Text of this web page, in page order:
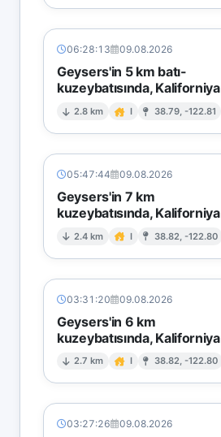
06:28:13 09.08.2026
Geysers'in 5 km batı-
kuzeybatısında, Kaliforniya
2.8 km I 38.79, -122.81
05:47:44 09.08.2026
Geysers'in 7 km
kuzeybatısında, Kaliforniya
2.4 km I 38.82, -122.80
03:31:20 09.08.2026
Geysers'in 6 km
kuzeybatısında, Kaliforniya
2.7 km I 38.82, -122.80
03:27:26 09.08.2026